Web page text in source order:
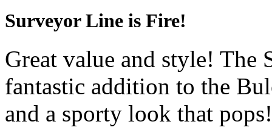
Surveyor Line is Fire!
Great value and style! The
fantastic addition to the
and a sporty look that pops!